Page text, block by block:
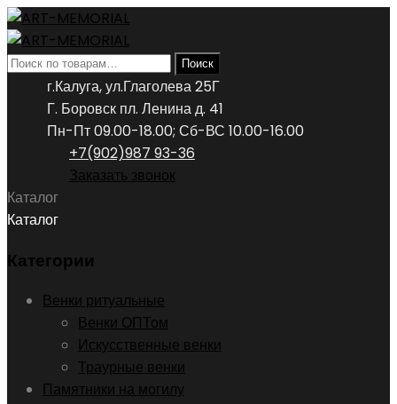
Искать: Поиск
г.Калуга, ул.Глаголева 25Г
Г. Боровск пл. Ленина д. 41
Пн-Пт 09.00-18.00; Сб-ВС 10.00-16.00
+7(902)987 93-36
Заказать звонок
Каталог
Каталог
Категории
Венки ритуальные
Венки ОПТом
Искусственные венки
Траурные венки
Памятники на могилу